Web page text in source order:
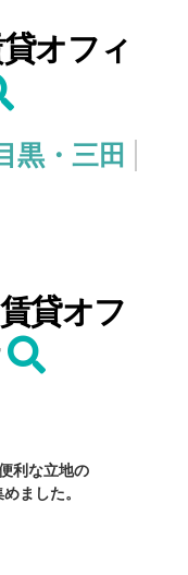
オフィ
黒・三田
貸オフ
利な立地の
ました。